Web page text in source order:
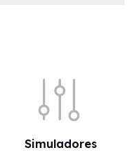
Simuladores